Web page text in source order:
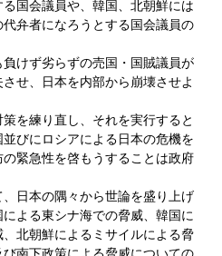
国会議員や、韓国、北朝鮮には
弁者になろうとする国会議員の
けず劣らずの売国・国賊議員が
せ、日本を内部から崩壊させよ
を練り直し、それを実行すると
びにロシアによる日本の危機を
緊急性を啓もうすることは政府
日本の隅々から世論を盛り上げ
よる東シナ海での脅威、韓国に
北朝鮮によるミサイルによる脅
南下政策による脅威についての